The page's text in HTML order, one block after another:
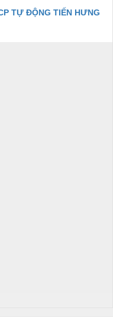
TỰ ĐỘNG TIẾN HƯNG